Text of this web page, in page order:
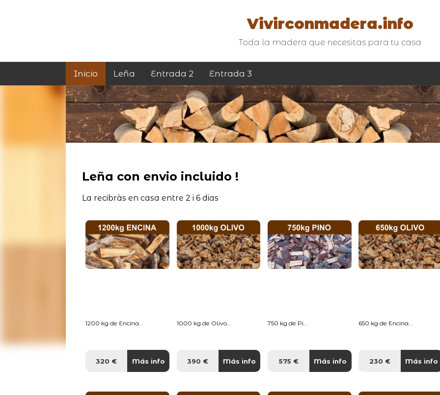
Vivirconmadera.info
Toda la madera que necesitas para tu casa
Inicio Leña Entrada 2 Entrada 3
Leña con envio incluido !
La recibràs en casa entre 2 i 6 dias
1200 kg de Encina...
320 € Más info
1000 kg de Olivo...
390 € Más info
750 kg de Pi...
575 € Más info
650 kg de Encina...
230 € Más info